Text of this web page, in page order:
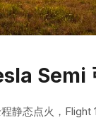
Semi
态点火，